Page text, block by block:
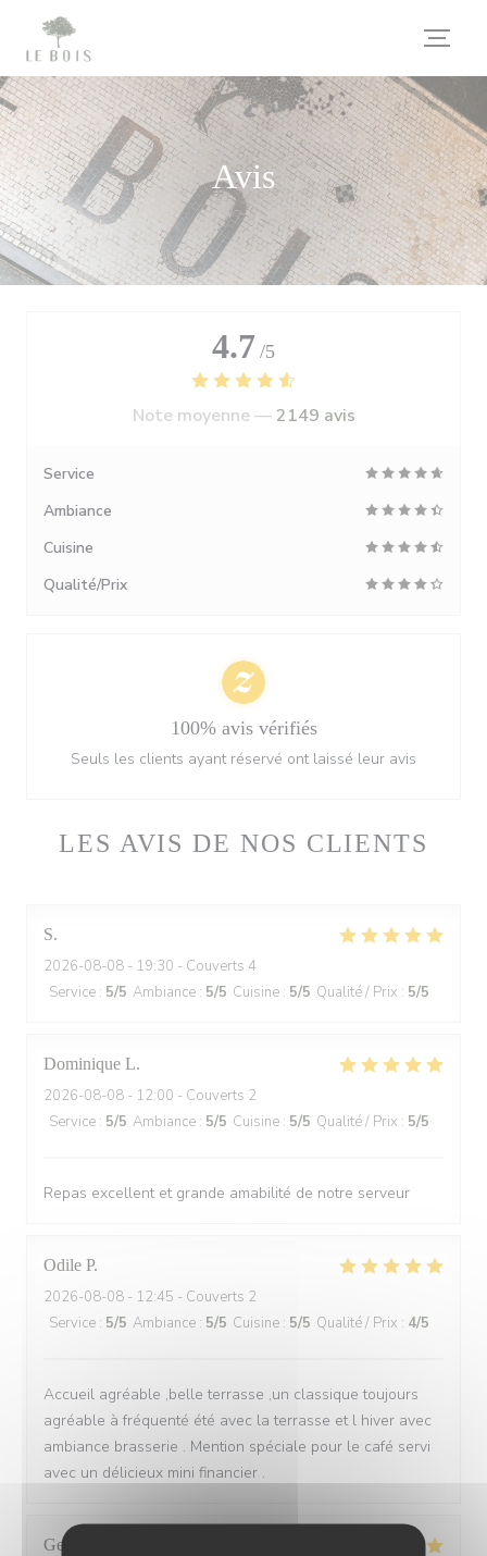
Personnalisation de vos choix en matière de cookies
Avis
LES AVIS DE NOS CLIENTS
S
2026-08-08 - 19:30 - Couverts 4
Service : 5/5 Ambiance : 5/5 Cuisine : 5/5 Qualité / Prix : 5/5
Dominique L
2026-08-08 - 12:00 - Couverts 2
Service : 5/5 Ambiance : 5/5 Cuisine : 5/5 Qualité / Prix : 5/5
Repas excellent et grande amabilité de notre serveur
Odile P
2026-08-08 - 12:45 - Couverts 2
Service : 5/5 Ambiance : 5/5 Cuisine : 5/5 Qualité / Prix : 4/5
Accueil agréable ,belle terrasse ,un classique toujours
agréable à fréquenté été avec la terrasse et l hiver avec
ambiance brasserie . Mention spéciale pour le café servi
avec un délicieux mini financier .
Georgina
4.7 /5
Note moyenne — 2149 avis
Service
Ambiance
Cuisine
Qualité/Prix
100% avis vérifiés
Seuls les clients ayant réservé ont laissé leur avis